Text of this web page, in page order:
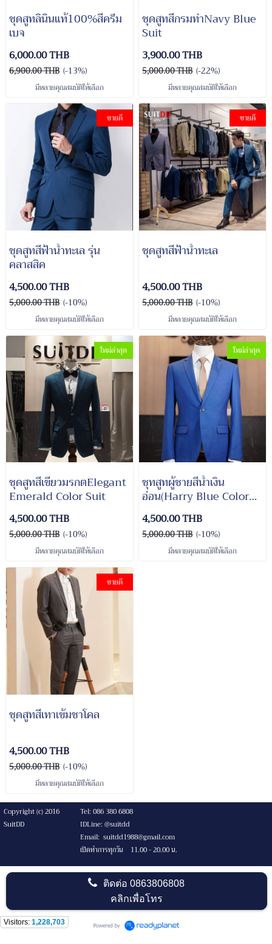
ชุดสูทลินินแท้100%สีครีม
เบจ
6,000.00 THB
6,900.00 THB (-13%)
มีหลายคุณสมบัติให้เลือก
ชุดสูทสีกรมท่าNavy Blue
Suit
3,900.00 THB
5,000.00 THB (-22%)
มีหลายคุณสมบัติให้เลือก
ขายดี
ชุดสูทสีฟ้าน้ำทะเล รุ่น
คลาสสิค
4,500.00 THB
5,000.00 THB (-10%)
มีหลายคุณสมบัติให้เลือก
ขายดี
ชุดสูทสีฟ้าน้ำทะเล
4,500.00 THB
5,000.00 THB (-10%)
มีหลายคุณสมบัติให้เลือก
ใหม่ล่าสุด
ชุดสูทสีเขียวมรกตElegant
Emerald Color Suit
4,500.00 THB
5,000.00 THB (-10%)
มีหลายคุณสมบัติให้เลือก
ใหม่ล่าสุด
ชุทสูทผู้ชายสีน้ำเงิน
อ่อน(Harry Blue Color
Suit)
4,500.00 THB
5,000.00 THB (-10%)
มีหลายคุณสมบัติให้เลือก
ขายดี
ชุดสูทสีเทาเข้มชาโคล
4,500.00 THB
5,000.00 THB (-10%)
มีหลายคุณสมบัติให้เลือก
Copyright (c) 2016
Tel: 086 380 6808
SuitDD
IDLine: @suitdd
Email: suitdd1988@gmail.com
เปิดทำการทุกวัน 11.00 - 20.00 น.
ติดต่อ0863806808
คลิกเพื่อโทร
Visitors: 1,228,703